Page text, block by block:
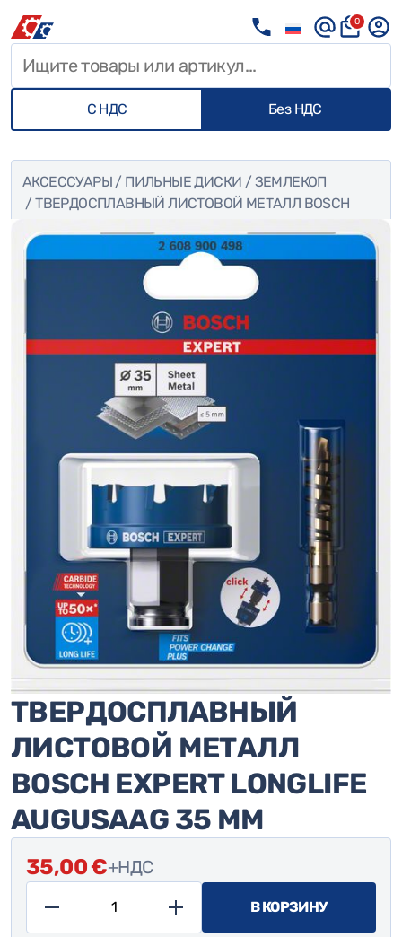
0
С НДС Без НДС
АКСЕССУАРЫ / ПИЛЬНЫЕ ДИСКИ / ЗЕМЛЕКОП
/ ТВЕРДОСПЛАВНЫЙ ЛИСТОВОЙ МЕТАЛЛ BOSCH
ТВЕРДОСПЛАВНЫЙ
ЛИСТОВОЙ МЕТАЛЛ
BOSCH EXPERT LONGLIFE
AUGUSAAG 35 ММ
35,00€+НДС
В КОРЗИНУ